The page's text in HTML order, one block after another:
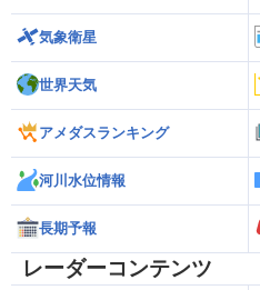
気象衛星
世界天気
アメダスランキング
河川水位情報
長期予報
レーダーコンテンツ